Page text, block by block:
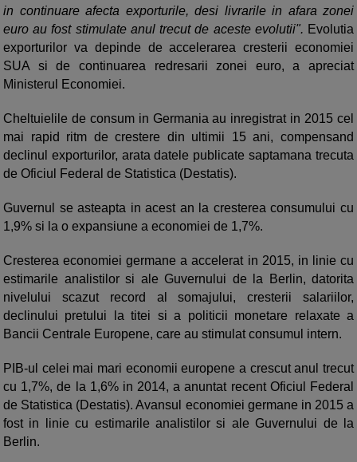
in continuare afecta exporturile, desi livrarile in afara zonei
euro au fost stimulate anul trecut de aceste evolutii". Evolutia
exporturilor va depinde de accelerarea cresterii economiei
SUA si de continuarea redresarii zonei euro, a apreciat
Ministerul Economiei.
Cheltuielile de consum in Germania au inregistrat in 2015 cel
mai rapid ritm de crestere din ultimii 15 ani, compensand
declinul exporturilor, arata datele publicate saptamana trecuta
de Oficiul Federal de Statistica (Destatis).
Guvernul se asteapta in acest an la cresterea consumului cu
1,9% si la o expansiune a economiei de 1,7%.
Cresterea economiei germane a accelerat in 2015, in linie cu
estimarile analistilor si ale Guvernului de la Berlin, datorita
nivelului scazut record al somajului, cresterii salariilor,
declinului pretului la titei si a politicii monetare relaxate a
Bancii Centrale Europene, care au stimulat consumul intern.
PIB-ul celei mai mari economii europene a crescut anul trecut
cu 1,7%, de la 1,6% in 2014, a anuntat recent Oficiul Federal
de Statistica (Destatis). Avansul economiei germane in 2015 a
fost in linie cu estimarile analistilor si ale Guvernului de la
Berlin.